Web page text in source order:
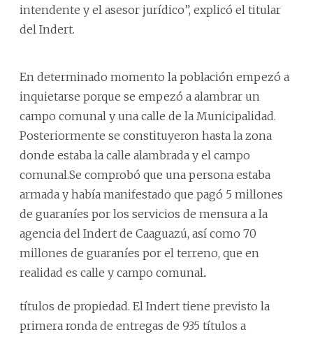
intendente y el asesor jurídico”, explicó el titular
del Indert.
En determinado momento la población empezó a
inquietarse porque se empezó a alambrar un
campo comunal y una calle de la Municipalidad.
Posteriormente se constituyeron hasta la zona
donde estaba la calle alambrada y el campo
comunal.Se comprobó que una persona estaba
armada y había manifestado que pagó 5 millones
de guaraníes por los servicios de mensura a la
agencia del Indert de Caaguazú, así como 70
millones de guaraníes por el terreno, que en
realidad es calle y campo comunal..
títulos de propiedad. El Indert tiene previsto la
primera ronda de entregas de 935 títulos a